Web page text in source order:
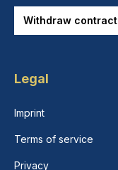
Withdraw contract
Legal
Imprint
Terms of service
Privacy